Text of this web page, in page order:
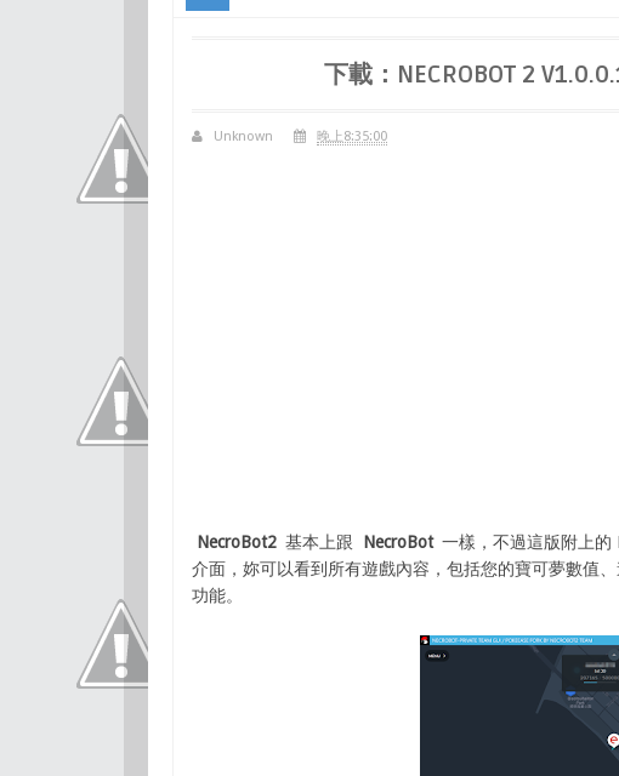
下載：NECROBOT 2
Unknown 晚上8:35:00
NecroBot2 基本上跟 NecroBot 一樣，不過這版附上的
介面，妳可以看到所有遊戲內容，包括您的寶可夢數值
功能。